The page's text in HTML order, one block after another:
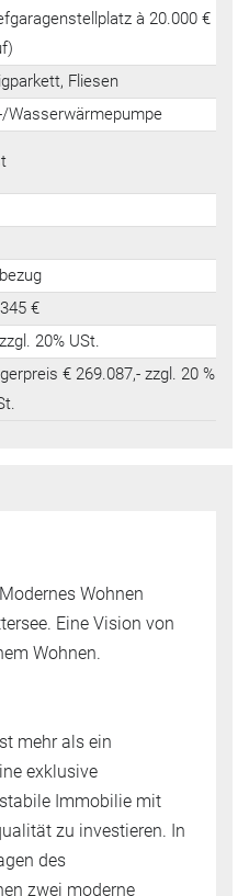
à 20.000 €
Fliesen
Wasserwärmepumpe
€
20% USt.
€ 269.087,- zzgl. 20 %
Wohnen
Eine Vision von
Wohnen.
mehr als ein
exklusive
Immobilie mit
zu investieren. In
des
zwei moderne